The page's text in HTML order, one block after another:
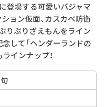
登場する可愛いパジャマ
ョン仮面、カスカベ防衛
りぶりざえもんをライン
して「ヘンダーランドの
インナップ！